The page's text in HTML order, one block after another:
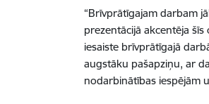
“Brīvprātīgajam darbam
prezentācijā akcentēja
iesaiste brīvprātīgajā
augstāku pašapziņu, ar
nodarbinātības iespējām